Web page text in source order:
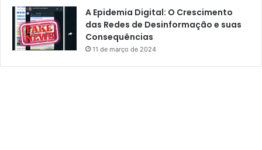
A Epidemia Digital: O Crescimento
das Redes de Desinformação e suas
Consequências
11 de março de 2024